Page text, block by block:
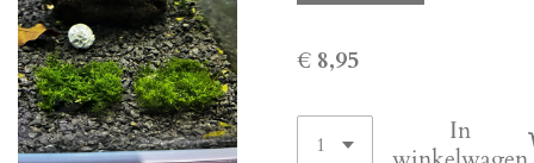
€ 8,95
In